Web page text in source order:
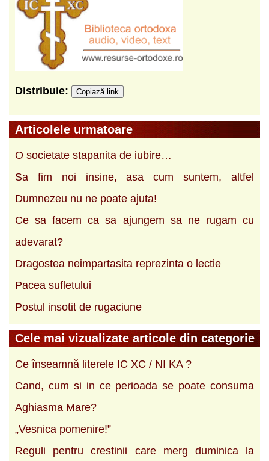
Distribuie: Copiază link
Articolele urmatoare
O societate stapanita de iubire…
Sa fim noi insine, asa cum suntem, altfel
Dumnezeu nu ne poate ajuta!
Ce sa facem ca sa ajungem sa ne rugam cu
adevarat?
Dragostea neimpartasita reprezinta o lectie
Pacea sufletului
Postul insotit de rugaciune
Cele mai vizualizate articole din categorie
Ce înseamnă literele IC XC / NI KA ?
Cand, cum si in ce perioada se poate consuma
Aghiasma Mare?
„Vesnica pomenire!”
Reguli pentru crestinii care merg duminica la